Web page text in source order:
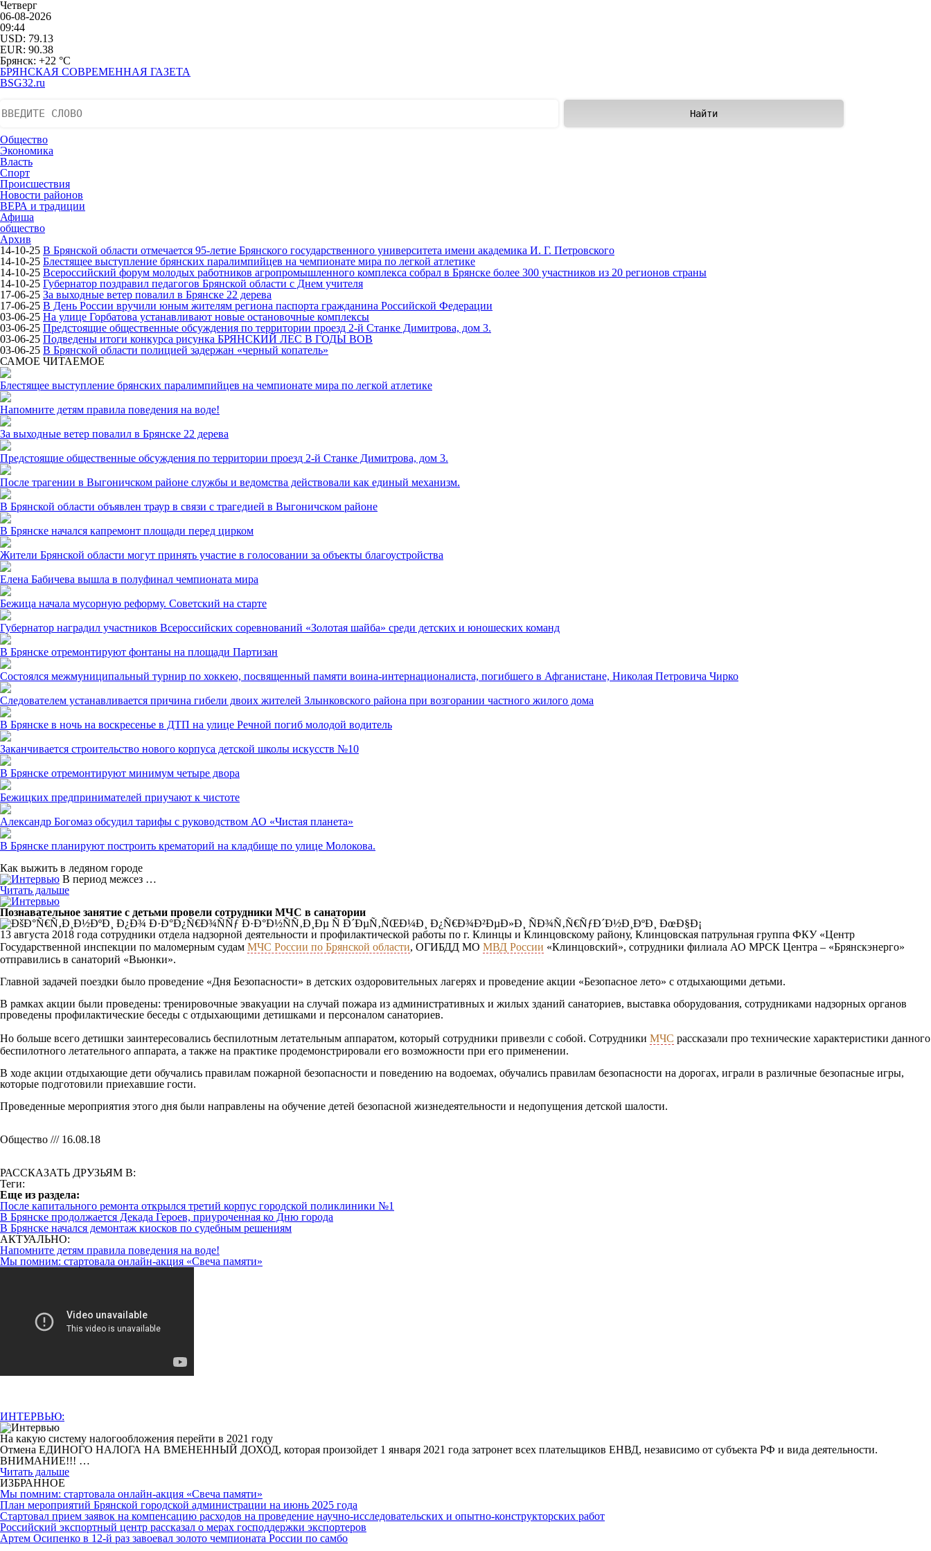
Четверг
06-08-2026
09:44
USD: 79.13
EUR: 90.38
Брянск: +22 °С
БРЯНСКАЯ СОВРЕМЕННАЯ ГАЗЕТА
BSG32.ru
Общество
Экономика
Власть
Спорт
Происшествия
Новости районов
ВЕРА и традиции
Афиша
общество
Архив
14-10-25 В Брянской области отмечается 95-летие Брянского государственного университета имени академика И. Г. Петровского
14-10-25 Блестящее выступление брянских паралимпийцев на чемпионате мира по легкой атлетике
14-10-25 Всероссийский форум молодых работников агропромышленного комплекса собрал в Брянске более 300 участников из 20 регионов страны
14-10-25 Губернатор поздравил педагогов Брянской области с Днем учителя
17-06-25 За выходные ветер повалил в Брянске 22 дерева
17-06-25 В День России вручили юным жителям региона паспорта гражданина Российской Федерации
03-06-25 На улице Горбатова устанавливают новые остановочные комплексы
03-06-25 Предстоящие общественные обсуждения по территории проезд 2-й Станке Димитрова, дом 3.
03-06-25 Подведены итоги конкурса рисунка БРЯНСКИЙ ЛЕС В ГОДЫ ВОВ
03-06-25 В Брянской области полицией задержан «черный копатель»
САМОЕ ЧИТАЕМОЕ
Блестящее выступление брянских паралимпийцев на чемпионате мира по легкой атлетике
Напомните детям правила поведения на воде!
За выходные ветер повалил в Брянске 22 дерева
Предстоящие общественные обсуждения по территории проезд 2-й Станке Димитрова, дом 3.
После трагении в Выгоничском районе службы и ведомства действовали как единый механизм.
В Брянской области объявлен траур в связи с трагедией в Выгоничском районе
В Брянске начался капремонт площади перед цирком
Жители Брянской области могут принять участие в голосовании за объекты благоустройства
Елена Бабичева вышла в полуфинал чемпионата мира
Бежица начала мусорную реформу. Советский на старте
Губернатор наградил участников Всероссийских соревнований «Золотая шайба» среди детских и юношеских команд
В Брянске отремонтируют фонтаны на площади Партизан
Состоялся межмуниципальный турнир по хоккею, посвященный памяти воина-интернационалиста, погибшего в Афганистане, Николая Петровича Чирко
Следователем устанавливается причина гибели двоих жителей Злынковского района при возгорании частного жилого дома
В Брянске в ночь на воскресенье в ДТП на улице Речной погиб молодой водитель
Заканчивается строительство нового корпуса детской школы искусств №10
В Брянске отремонтируют минимум четыре двора
Бежицких предпринимателей приучают к чистоте
Александр Богомаз обсудил тарифы с руководством АО «Чистая планета»
В Брянске планируют построить крематорий на кладбище по улице Молокова.
Как выжить в ледяном городе
В период межсез …
Читать дальше
Познавательное занятие с детьми провели сотрудники МЧС в санатории
13 августа 2018 года сотрудники отдела надзорной деятельности и профилактической работы по г. Клинцы и Клинцовскому району, Клинцовская патрульная группа ФКУ «Центр
Государственной инспекции по маломерным судам МЧС России по Брянской области, ОГИБДД МО МВД России «Клинцовский», сотрудники филиала АО МРСК Центра – «Брянскэнерго»
отправились в санаторий «Вьюнки».
Главной задачей поездки было проведение «Дня Безопасности» в детских оздоровительных лагерях и проведение акции «Безопасное лето» с отдыхающими детьми.
В рамках акции были проведены: тренировочные эвакуации на случай пожара из административных и жилых зданий санаториев, выставка оборудования, сотрудниками надзорных органов
проведены профилактические беседы с отдыхающими детишками и персоналом санаториев.
Но больше всего детишки заинтересовались беспилотным летательным аппаратом, который сотрудники привезли с собой. Сотрудники МЧС рассказали про технические характеристики данного
беспилотного летательного аппарата, а также на практике продемонстрировали его возможности при его применении.
В ходе акции отдыхающие дети обучались правилам пожарной безопасности и поведению на водоемах, обучались правилам безопасности на дорогах, играли в различные безопасные игры,
которые подготовили приехавшие гости.
Проведенные мероприятия этого дня были направлены на обучение детей безопасной жизнедеятельности и недопущения детской шалости.
Общество /// 16.08.18
РАССКАЗАТЬ ДРУЗЬЯМ В:
Теги:
Eще из раздела:
После капитального ремонта открылся третий корпус городской поликлиники №1
В Брянске продолжается Декада Героев, приуроченная ко Дню города
В Брянске начался демонтаж киосков по судебным решениям
АКТУАЛЬНО:
Напомните детям правила поведения на воде!
Мы помним: стартовала онлайн-акция «Свеча памяти»
ИНТЕРВЬЮ:
На какую систему налогообложения перейти в 2021 году
Отмена ЕДИНОГО НАЛОГА НА ВМЕНЕННЫЙ ДОХОД, которая произойдет 1 января 2021 года затронет всех плательщиков ЕНВД, независимо от субъекта РФ и вида деятельности.
ВНИМАНИЕ!!! …
Читать дальше
ИЗБРАННОЕ
Мы помним: стартовала онлайн-акция «Свеча памяти»
План мероприятий Брянской городской администрации на июнь 2025 года
Cтартовал прием заявок на компенсацию расходов на проведение научно-исследовательских и опытно-конструкторских работ
Российский экспортный центр рассказал о мерах господдержки экспортеров
Артем Осипенко в 12-й раз завоевал золото чемпионата России по самбо